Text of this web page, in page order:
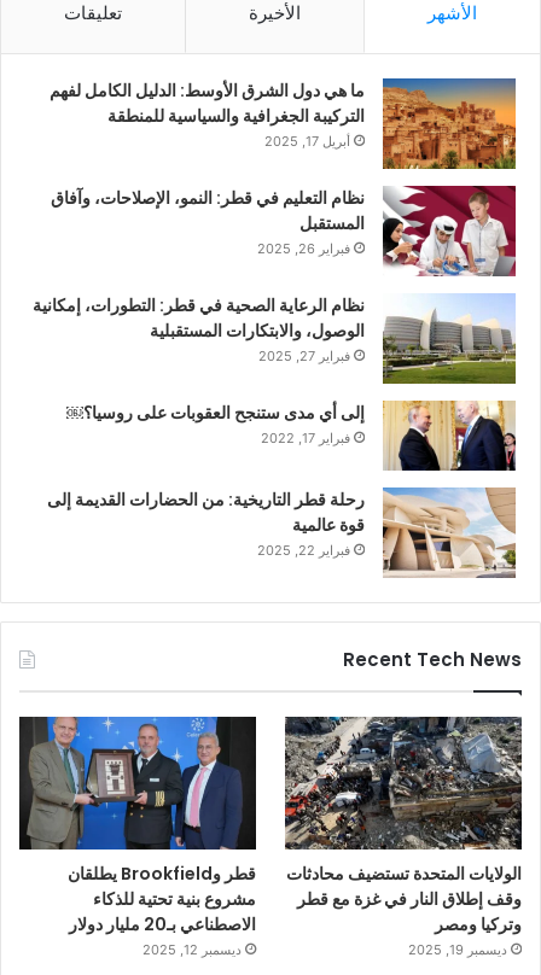
الأشهر الأخيرة تعليقات
ما هي دول الشرق الأوسط: الدليل الكامل لفهم
التركيبة الجغرافية والسياسية للمنطقة
أبريل 17, 2025
نظام التعليم في قطر: النمو، الإصلاحات، وآفاق
المستقبل
فبراير 26, 2025
نظام الرعاية الصحية في قطر: التطورات، إمكانية
الوصول، والابتكارات المستقبلية
فبراير 27, 2025
إلى أي مدى ستنجح العقوبات على روسيا؟￼
فبراير 17, 2022
رحلة قطر التاريخية: من الحضارات القديمة إلى
قوة عالمية
فبراير 22, 2025
Recent Tech News
الولايات المتحدة تستضيف محادثات
وقف إطلاق النار في غزة مع قطر
وتركيا ومصر
ديسمبر 19, 2025
قطر وBrookfield يطلقان
مشروع بنية تحتية للذكاء
الاصطناعي بـ20 مليار دولار
ديسمبر 12, 2025